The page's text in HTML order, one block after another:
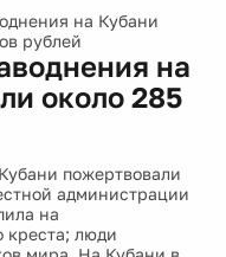
на Кубани
рублей
на
около 285
пожертвовали
администрации
на
креста; люди